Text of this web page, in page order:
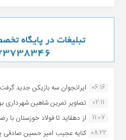
06:16 ایرانجوان سه بازیکن جدید
02:11
تصاویر تمرین شاهین شهردارى
11:07
از دهقاید تا فولاد خوزستان با
08:22 کنایه عجیب امیر حسین صادقی